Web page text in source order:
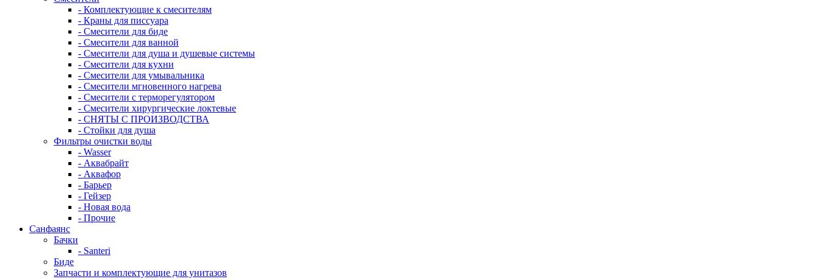
- Комплектующие к смесителям
- Краны для писсуара
- Смесители для биде
- Смесители для ванной
- Смесители для душа и душевые системы
- Смесители для кухни
- Смесители для умывальника
- Смесители мгновенного нагрева
- Смесители с терморегулятором
- Смесители хирургические локтевые
- СНЯТЫ С ПРОИЗВОДСТВА
- Стойки для душа
Фильтры очистки воды
- Wasser
- Аквабрайт
- Аквафор
- Барьер
- Гейзер
- Новая вода
- Прочие
Санфаянс
Бачки
- Santeri
Биде
Запчасти и комплектующие для унитазов